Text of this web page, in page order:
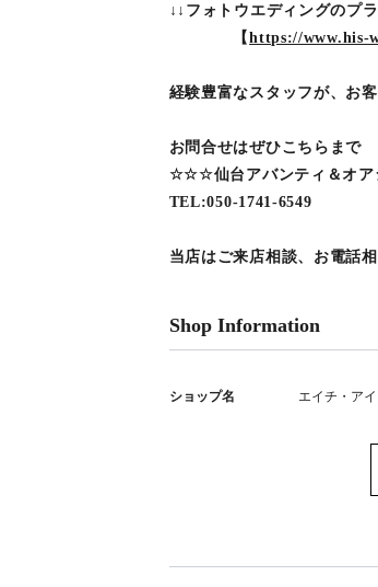
↓↓フォトウエディングのプ
【https://www.his-
経験豊富なスタッフが、お
お問合せはぜひこちらまで
☆☆☆仙台アバンティ＆オ
TEL:050-1741-6549
当店はご来店相談、お電話
Shop Information
ショップ名 エイチ・ア